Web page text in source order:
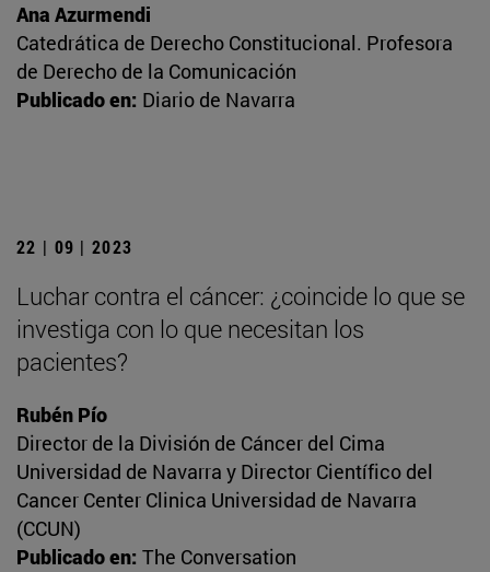
Ana Azurmendi
Catedrática de Derecho Constitucional. Profesora
de Derecho de la Comunicación
Publicado en: Diario de Navarra
22 | 09 | 2023
Luchar contra el cáncer: ¿coincide lo que se
investiga con lo que necesitan los
pacientes?
Rubén Pío
Director de la División de Cáncer del Cima
Universidad de Navarra y Director Científico del
Cancer Center Clinica Universidad de Navarra
(CCUN)
Publicado en: The Conversation